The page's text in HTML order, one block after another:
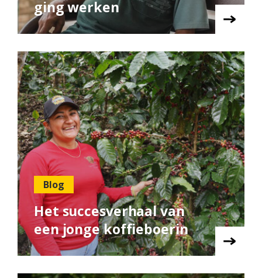
ging werken
Blog
Het succesverhaal van
een jonge koffieboerin